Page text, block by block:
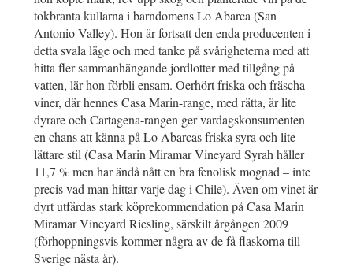
tokbranta kullarna i barndomens Lo Abarca (San
Antonio Valley). Hon är fortsatt den enda producenten i
detta svala läge och med tanke på svårigheterna med att
hitta fler sammanhängande jordlotter med tillgång på
vatten, lär hon förbli ensam. Oerhört friska och fräscha
viner, där hennes Casa Marin-range, med rätta, är lite
dyrare och Cartagena-rangen ger vardagskonsumenten
en chans att känna på Lo Abarcas friska syra och lite
lättare stil (Casa Marin Miramar Vineyard Syrah håller
11,7 % men har ändå nått en bra fenolisk mognad – inte
precis vad man hittar varje dag i Chile). Även om vinet är
dyrt utfärdas stark köprekommendation på Casa Marin
Miramar Vineyard Riesling, särskilt årgången 2009
(förhoppningsvis kommer några av de få flaskorna till
Sverige nästa år).